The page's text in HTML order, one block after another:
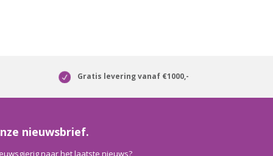
Gratis levering vanaf €1000,-
nieuwsbrief.
naar het laatste nieuws?